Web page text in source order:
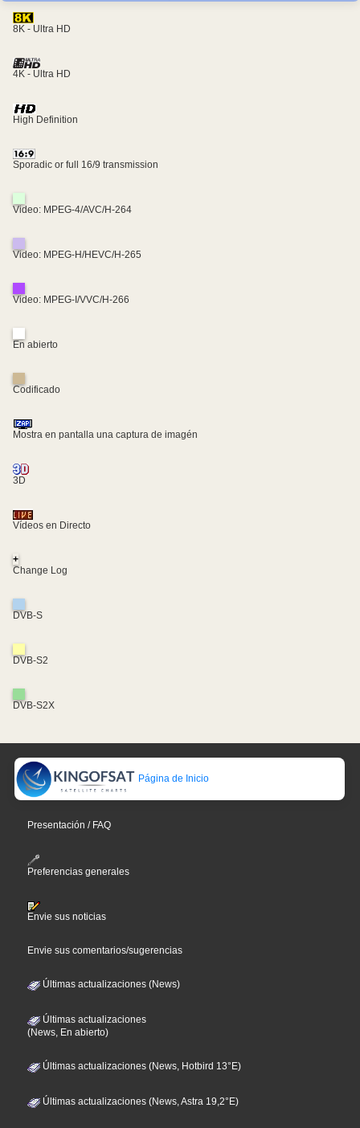
8K - Ultra HD
4K - Ultra HD
High Definition
Sporadic or full 16/9 transmission
Video: MPEG-4/AVC/H-264
Video: MPEG-H/HEVC/H-265
Video: MPEG-I/VVC/H-266
En abierto
Codificado
Mostra en pantalla una captura de imagén
3D
Vídeos en Directo
+
Change Log
DVB-S
DVB-S2
DVB-S2X
Página de Inicio
Presentación / FAQ
Preferencias generales
Envie sus noticias
Envie sus comentarios/sugerencias
Últimas actualizaciones (News)
Últimas actualizaciones
(News, En abierto)
Últimas actualizaciones (News, Hotbird 13°E)
Últimas actualizaciones (News, Astra 19,2°E)